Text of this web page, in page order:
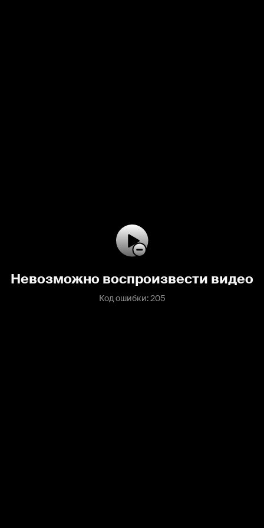
Невозможно воспроизвести видео
Код ошибки: 205